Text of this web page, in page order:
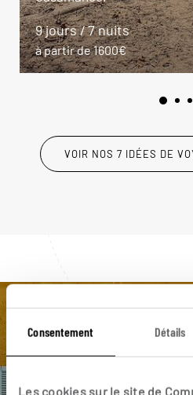
Consentement Détails
Les cookies sur le site de
9 jours / 7 nuits
à partir de 1600€
VOIR NOS 7 IDÉES DE
Luciole,
l'appli qui vous